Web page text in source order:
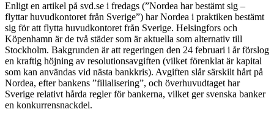
Enligt en artikel på svd.se i fredags (”Nordea har bestämt sig –
flyttar huvudkontoret från Sverige”) har Nordea i praktiken bestämt
sig för att flytta huvudkontoret från Sverige. Helsingfors och
Köpenhamn är de två städer som är aktuella som alternativ till
Stockholm. Bakgrunden är att regeringen den 24 februari i år förslog
en kraftig höjning av resolutionsavgiften (vilket förenklat är kapital
som kan användas vid nästa bankkris). Avgiften slår särskilt hårt på
Nordea, efter bankens ”filialisering”, och överhuvudtaget har
Sverige relativt hårda regler för bankerna, vilket ger svenska banker
en konkurrensnackdel.